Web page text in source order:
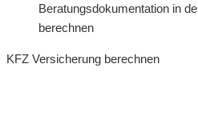
Beratungsdokumentation in
berechnen
KFZ Versicherung berechnen